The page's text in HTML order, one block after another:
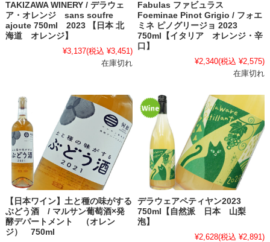
TAKIZAWA WINERY / デラウェ
ア・オレンジ sans soufre
ajoute 750ml 2023 【日本 北
海道 オレンジ】
¥3,137(税込 ¥3,451)
在庫切れ
Fabulas ファビュラス
Foeminae Pinot Grigio / フォエ
ミネ ピノグリージョ 2023
750ml【イタリア オレンジ・辛
口】
¥2,340(税込 ¥2,575)
在庫切れ
【日本ワイン】土と種の味がする
ぶどう酒 / マルサン葡萄酒×発
酵デパートメント （オレン
ジ） 750ml
デラウェアペティヤン2023
750ml【自然派 日本 山梨
泡】
¥2,628(税込 ¥2,891)